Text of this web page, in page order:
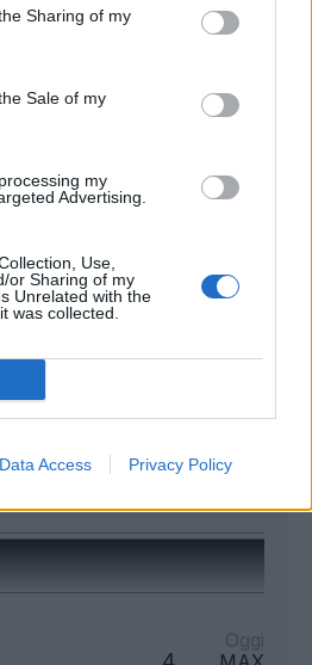
Sharing of my
Sale of my
my
Advertising.
Use,
or Sharing of my
Unrelated with the
was collected.
Data Access Privacy Policy
Mantra
di Mercato
4
Oggi